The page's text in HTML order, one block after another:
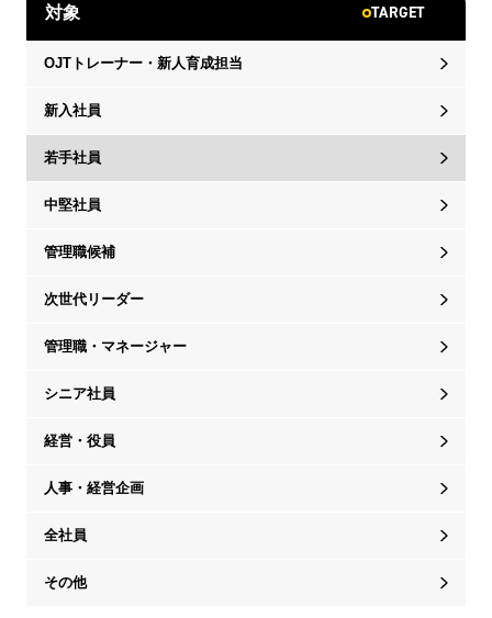
対象 TARGET
OJTトレーナー・新人育成担当
新入社員
若手社員
中堅社員
管理職候補
次世代リーダー
管理職・マネージャー
シニア社員
経営・役員
人事・経営企画
全社員
その他